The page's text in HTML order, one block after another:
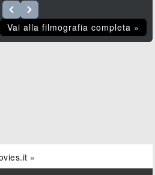
Vai alla filmografia completa »
»